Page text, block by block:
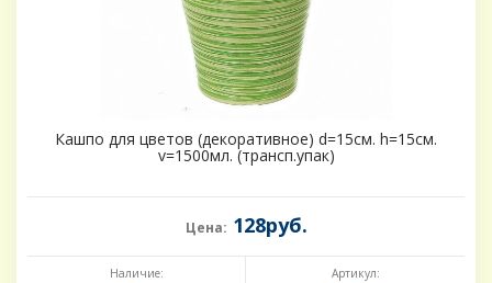
Кашпо для цветов (декоративное) d=15см. h=15см.
v=1500мл. (трансп.упак)
Цена: 128руб.
Наличие: Артикул: